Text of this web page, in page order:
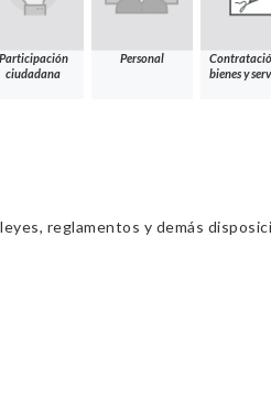
Participación
ciudadana
Personal
bienes y
reglamentos y demás